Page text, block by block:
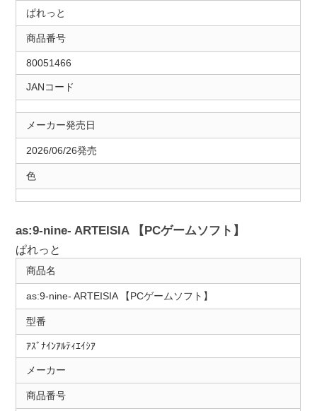
ぱれっと
商品番号
80051466
JANコード
メーカー発売日
2026/06/26発売
色
as:9-nine- ARTEISIA 【PCゲームソフト】
ぱれっと
商品名
as:9-nine- ARTEISIA 【PCゲームソフト】
型番
ｱｽﾞﾅｲﾝｱﾙﾃｨｴｲｼｱ
メーカー
商品番号